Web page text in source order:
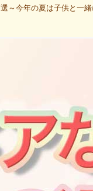
～今年の夏は子供と一